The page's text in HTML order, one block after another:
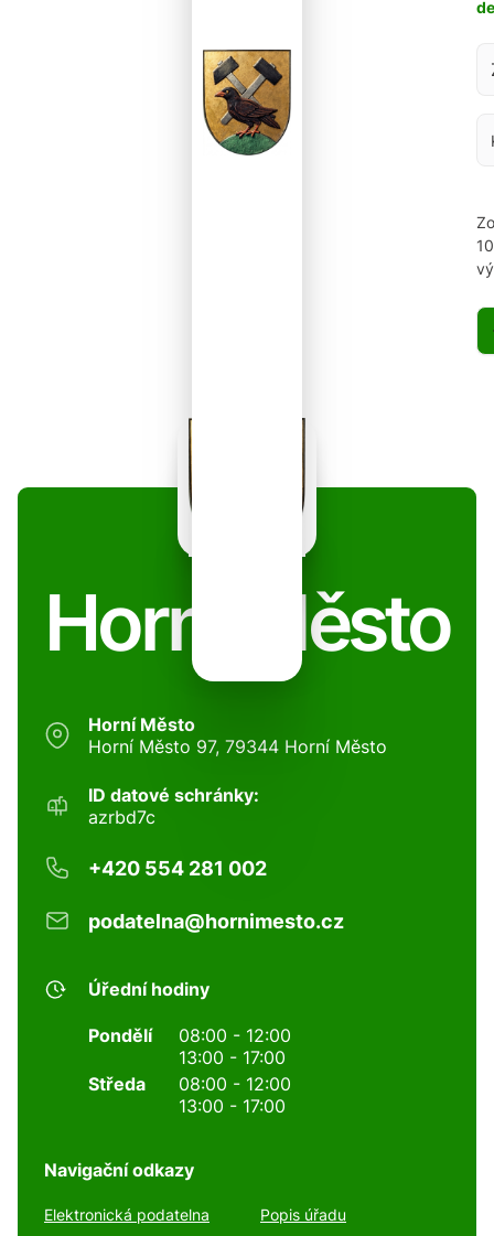
Horní Město
Horní Město
Horní Město 97, 79344 Horní Město
ID datové schránky:
azrbd7c
+420 554 281 002
podatelna@hornimesto.cz
Úřední hodiny
Pondělí
08:00 - 12:00
13:00 - 17:00
Středa
08:00 - 12:00
13:00 - 17:00
Navigační odkazy
Elektronická podatelna Popis úřadu